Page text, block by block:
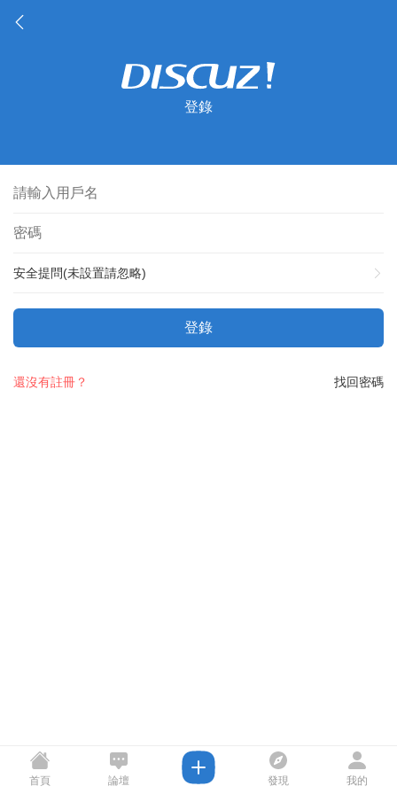
登錄
安全提問(未設置請忽略)
登錄
找回密碼
還沒有註冊？
首頁 論壇 發現 我的